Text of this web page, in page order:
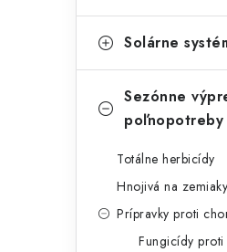
Solárne
Sezónne
poľnopotreby
Totálne herbicídy
Hnojivá na zemiaky
Prípravky proti
Fungicídy